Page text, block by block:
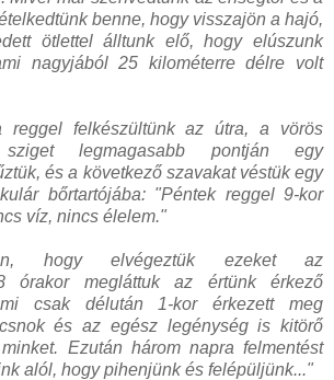
benne, hogy visszajön a hajó,
ötlettel álltunk elő, hogy elúszunk
nagyjából 25 kilométerre délre volt
reggel felkészültünk az útra, a vörös
legmagasabb pontján egy
és a következő szavakat véstük egy
bőrtartójába: "Péntek reggel 9-kor
víz, nincs élelem."
hogy elvégeztük ezeket az
órakor megláttuk az értünk érkező
csak délután 1-kor érkezett meg
és az egész legénység is kitörő
Ezután három napra felmentést
alól, hogy pihenjünk és felépüljünk..."